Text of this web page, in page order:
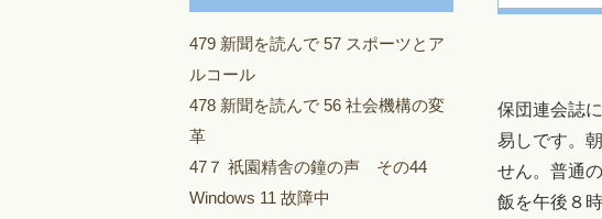
保団連会誌
易しです。
せん。普通
飯を午後８
479 新聞を読んで 57 スポーツとア
ルコール
478 新聞を読んで 56 社会機構の変
革
47７ 祇園精舎の鐘の声 その44
Windows 11 故障中